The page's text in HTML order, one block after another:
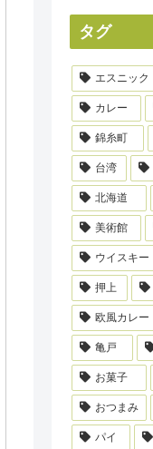
タグ
エスニック
カレー
錦糸町
台湾
北海道
美術館
ウイスキー
押上
欧風カレー
亀戸
お菓子
おつまみ
パイ